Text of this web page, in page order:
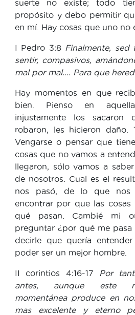
suerte no existe; todo
propósito y debo permitir
en mí. Hay cosas que uno no
I Pedro 3:8 Finalmente,
sentir, compasivos,
mal por mal…. Para que
Hay momentos en que
bien. Pienso en
injustamente los sacaron
robaron, les hicieron daño.
Vengarse o pensar que
cosas que no vamos a
llegaron, sólo vamos a
de nosotros. Cual es el
nos pasó, de lo que nos
encontrar por que las cosas
qué pasan. Cambié mi
preguntar ¿por qué me pasa
decirle que quería
poder ser un mejor hombre.
II corintios 4:16-17 Por
antes, aunque este
momentánea produce en
mas excelente y eterno